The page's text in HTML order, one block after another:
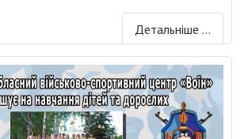
Детальніше ...